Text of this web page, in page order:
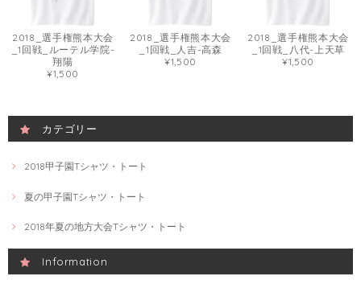
2018_選手権熊本大会
_1回戦_ルーテル学院-
翔陽
¥1,500
2018_選手権熊本大会
_1回戦_人吉-高森
¥1,500
2018_選手権熊本大会
_1回戦_八代-上天草
¥1,500
カテゴリー
2018甲子園Tシャツ・トート
夏の甲子園Tシャツ・トート
2018年夏の地方大会Tシャツ・トート
Information